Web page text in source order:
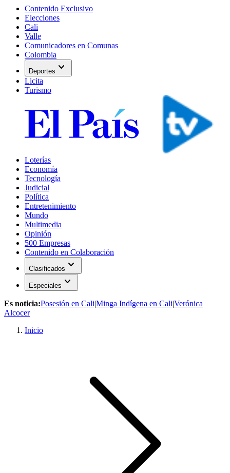
Contenido Exclusivo
Elecciones
Cali
Valle
Comunicadores en Comunas
Colombia
Deportes expand_more
Licita
Turismo
Loterías
Economía
Tecnología
Judicial
Política
Entretenimiento
Mundo
Multimedia
Opinión
500 Empresas
Contenido en Colaboración
Clasificados expand_more
Especiales expand_more
Es noticia:Posesión en Cali|Minga Indígena en Cali|Verónica
Alcocer
Inicio